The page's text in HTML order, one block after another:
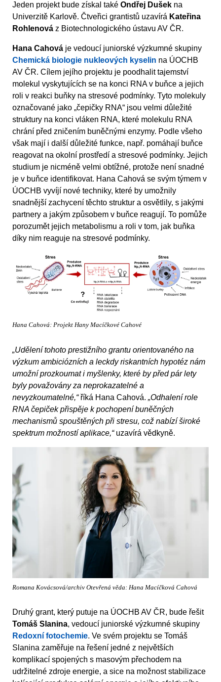
Jeden projekt bude získal také Ondřej Dušek na
Univerzitě Karlově. Čtveřici grantistů uzavírá Kateřina
Rohlenová z Biotechnologického ústavu AV ČR.
Hana Cahová je vedoucí juniorské výzkumné skupiny
Chemická biologie nukleových kyselin na ÚOCHB
AV ČR. Cílem jejího projektu je poodhalit tajemství
molekul vyskytujících se na konci RNA v buňce a jejich
roli v reakci buňky na stresové podmínky. Tyto molekuly
označované jako „čepičky RNA“ jsou velmi důležité
struktury na konci vláken RNA, které molekulu RNA
chrání před zničením buněčnými enzymy. Podle všeho
však mají i další důležité funkce, např. pomáhají buňce
reagovat na okolní prostředí a stresové podmínky. Jejich
studium je nicméně velmi obtížné, protože není snadné
je v buňce identifikovat. Hana Cahová se svým týmem v
ÚOCHB vyvíjí nové techniky, které by umožnily
snadnější zachycení těchto struktur a osvětlily, s jakými
partnery a jakým způsobem v buňce reagují. To pomůže
porozumět jejich metabolismu a roli v tom, jak buňka
díky nim reaguje na stresové podmínky.
Hana Cahová: Projekt Hany Macíčkové Cahové
„Udělení tohoto prestižního grantu orientovaného na
výzkum ambiciózních a leckdy riskantních hypotéz nám
umožní prozkoumat i myšlenky, které by před pár lety
byly považovány za neprokazatelné a
nevyzkoumatelné,“říká Hana Cahová. „Odhalení role
RNA čepiček přispěje k pochopení buněčných
mechanismů spouštěných při stresu, což nabízí široké
spektrum možností aplikace,“uzavírá vědkyně.
Romana Kovácsová/archiv Otevřená věda: Hana Macíčková Cahová
Druhý grant, který putuje na ÚOCHB AV ČR, bude řešit
Tomáš Slanina, vedoucí juniorské výzkumné skupiny
Redoxní fotochemie. Ve svém projektu se Tomáš
Slanina zaměřuje na řešení jedné z největších
komplikací spojených s masovým přechodem na
udržitelné zdroje energie, a sice na možnost stabilizace